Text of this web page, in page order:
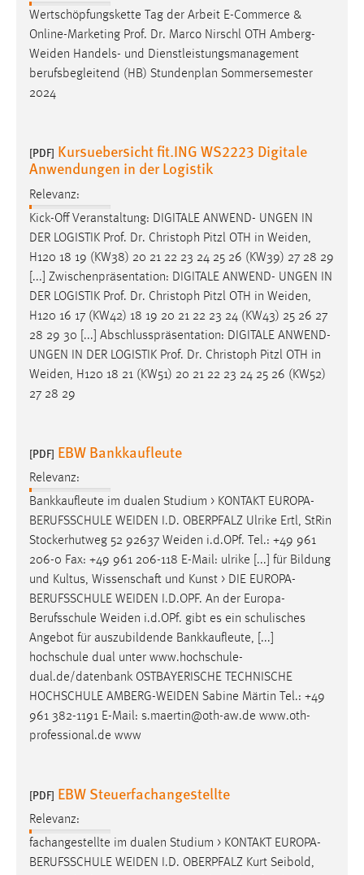
Wertschöpfungskette Tag der Arbeit E-Commerce &
Online-Marketing Prof. Dr. Marco Nirschl OTH Amberg-
Weiden Handels- und Dienstleistungsmanagement
berufsbegleitend (HB) Stundenplan Sommersemester
2024
[PDF] Kursuebersicht fit.ING WS2223 Digitale
Anwendungen in der Logistik
Relevanz:
Kick-Off Veranstaltung: DIGITALE ANWEND- UNGEN IN
DER LOGISTIK Prof. Dr. Christoph Pitzl OTH in Weiden,
H120 18 19 (KW38) 20 21 22 23 24 25 26 (KW39) 27 28 29
[...] Zwischenpräsentation: DIGITALE ANWEND- UNGEN IN
DER LOGISTIK Prof. Dr. Christoph Pitzl OTH in Weiden,
H120 16 17 (KW42) 18 19 20 21 22 23 24 (KW43) 25 26 27
28 29 30 [...] Abschlusspräsentation: DIGITALE ANWEND-
UNGEN IN DER LOGISTIK Prof. Dr. Christoph Pitzl OTH in
Weiden, H120 18 21 (KW51) 20 21 22 23 24 25 26 (KW52)
27 28 29
[PDF] EBW Bankkaufleute
Relevanz:
Bankkaufleute im dualen Studium > KONTAKT EUROPA-
BERUFSSCHULE WEIDEN
I.D. OBERPFALZ Ulrike Ertl, StRin
Stockerhutweg 52 92637 Weiden i.d.OPf. Tel.: +49 961
206-0 Fax: +49 961 206-118 E-Mail: ulrike [...] für Bildung
und Kultus, Wissenschaft und Kunst > DIE EUROPA-
BERUFSSCHULE WEIDEN
I.D.OPF. An der Europa-
Berufsschule Weiden i.d.OPf. gibt es ein schulisches
Angebot für auszubildende Bankkaufleute, [...]
hochschule dual unter www.hochschule-
dual.de/datenbank OSTBAYERISCHE TECHNISCHE
HOCHSCHULE AMBERG-WEIDEN Sabine Märtin Tel.: +49
961 382-1191 E-Mail: s.maertin@oth-aw.de www.oth-
professional.de www
[PDF] EBW Steuerfachangestellte
Relevanz:
fachangestellte im dualen Studium > KONTAKT EUROPA-
BERUFSSCHULE WEIDEN I.D. OBERPFALZ Kurt Seibold,